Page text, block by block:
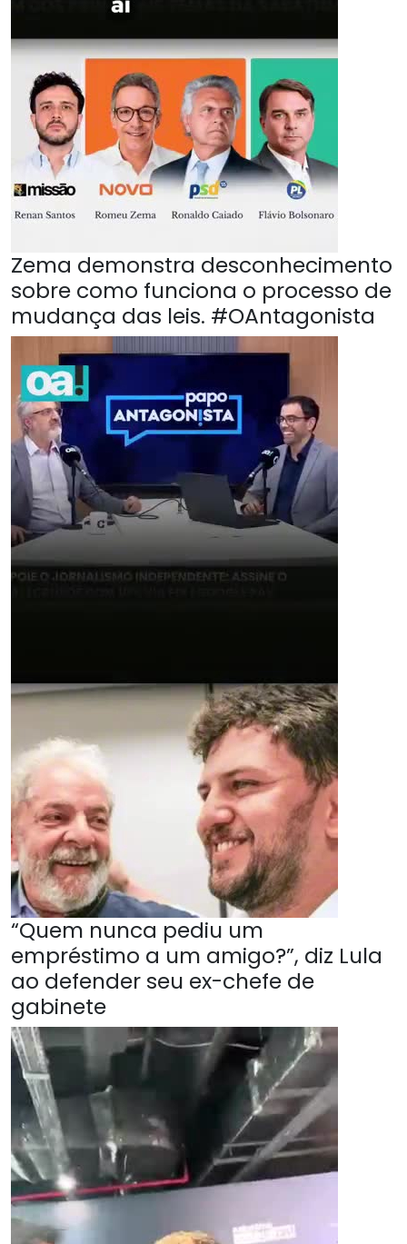
Zema demonstra desconhecimento
sobre como funciona o processo de
mudança das leis. #OAntagonista
“Quem nunca pediu um
empréstimo a um amigo?”, diz Lula
ao defender seu ex-chefe de
gabinete